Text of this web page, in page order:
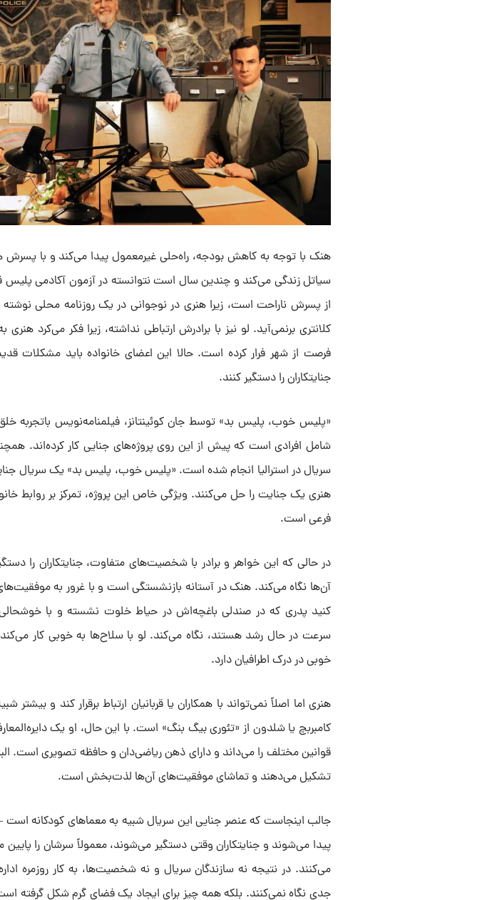
هنک با توجه به کاهش بودجه، راه‌حلی غیرمعمول پیدا می‌کند و با پسرش
سیاتل زندگی می‌کند و چندین سال است نتوانسته در آزمون آکادمی
از پسرش ناراحت است، زیرا هنری در نوجوانی در یک روزنامه محلی
کلانتری برنمی‌آید. لو نیز با برادرش ارتباطی نداشته، زیرا فکر می‌کرد
فرصت از شهر فرار کرده است. حالا این اعضای خانواده باید مشکلات
جنایتکاران را دستگیر کنند.
«پلیس خوب، پلیس بد» توسط جان کوئینتانز، فیلمنامه‌نویس باتجربه
شامل افرادی است که پیش از این روی پروژه‌های جنایی کار کرده‌اند.
سریال در استرالیا انجام شده است. «پلیس خوب، پلیس بد» یک سریال
هنری یک جنایت را حل می‌کنند. ویژگی خاص این پروژه، تمرکز بر روابط
فرعی است.
در حالی که این خواهر و برادر با شخصیت‌های متفاوت، جنایتکاران را
آن‌ها نگاه می‌کند. هنک در آستانه بازنشستگی است و با غرور به
کنید پدری که در صندلی باغچه‌اش در حیاط خلوت نشسته و با
سرعت در حال رشد هستند، نگاه می‌کند. لو با سلاح‌ها به خوبی کار
خوبی در درک اطرافیان دارد.
هنری اما اصلاً نمی‌تواند با همکاران یا قربانیان ارتباط برقرار کند و بیشتر
کامبربچ یا شلدون از «تئوری بیگ بنگ» است. با این حال، او یک
قوانین مختلف را می‌داند و دارای ذهن ریاضی‌دان و حافظه تصویری است.
تشکیل می‌دهند و تماشای موفقیت‌های آن‌ها لذت‌بخش است.
جالب اینجاست که عنصر جنایی این سریال شبیه به معماهای کودکانه
پیدا می‌شوند و جنایتکاران وقتی دستگیر می‌شوند، معمولاً سرشان را پایین
می‌کنند. در نتیجه نه سازندگان سریال و نه شخصیت‌ها، به کار روزمره
جدی نگاه نمی‌کنند. بلکه همه چیز برای ایجاد یک فضای گرم شکل